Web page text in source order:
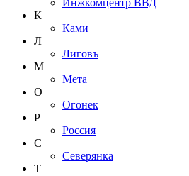
К
Ками
Л
Лиговъ
М
Мета
О
Огонек
Р
Россия
С
Северянка
Т